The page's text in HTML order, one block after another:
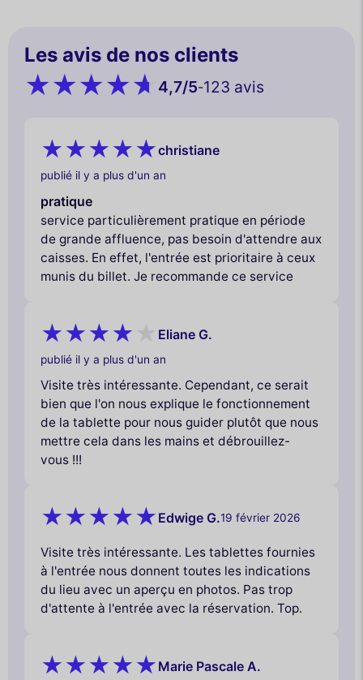
Les avis de nos clients
4,7/5-123 avis
christiane
publié il y a plus d'un an
pratique
service particulièrement pratique en période
de grande affluence, pas besoin d'attendre aux
caisses. En effet, l'entrée est prioritaire à ceux
munis du billet. Je recommande ce service
Eliane G.
publié il y a plus d'un an
Visite très intéressante. Cependant, ce serait
bien que l'on nous explique le fonctionnement
de la tablette pour nous guider plutôt que nous
mettre cela dans les mains et débrouillez-
vous !!!
Edwige G.19 février 2026
Visite très intéressante. Les tablettes fournies
à l'entrée nous donnent toutes les indications
du lieu avec un aperçu en photos. Pas trop
d'attente à l'entrée avec la réservation. Top.
Marie Pascale A.